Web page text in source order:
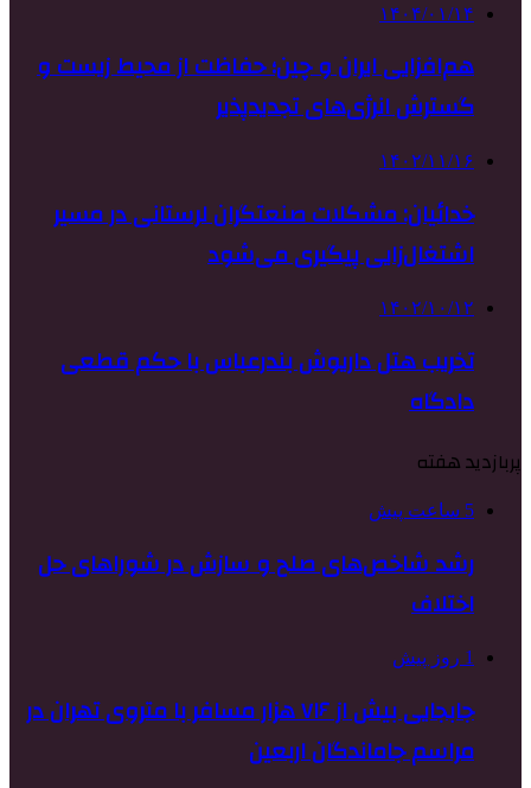
۱۴۰۴/۰۱/۱۴
هم‌افزایی ایران و چین؛ حفاظت از محیط زیست و
گسترش انرژی‌های تجدیدپذیر
۱۴۰۲/۱۱/۱۶
خدائیان: مشکلات صنعتگران لرستانی در مسیر
اشتغال‌زایی پیگیری می‌شود
۱۴۰۲/۱۰/۱۲
تخریب هتل داریوش بندرعباس با حکم قطعی
دادگاه
پربازدید هفته
5 ساعت پیش
رشد شاخص‌های صلح و سازش در شوراهای حل
اختلاف
1 روز پیش
جابجایی بیش از ۷۱۶ هزار مسافر با متروی تهران در
مراسم جاماندگان اربعین